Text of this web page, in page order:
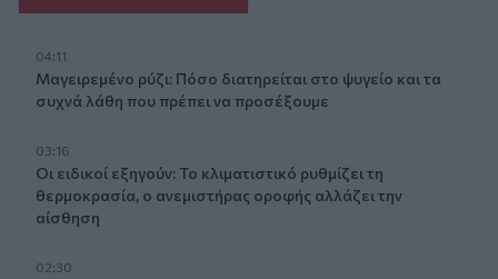
04:11
Μαγειρεμένο ρύζι: Πόσο διατηρείται στο ψυγείο και τα
συχνά λάθη που πρέπει να προσέξουμε
03:16
Οι ειδικοί εξηγούν: Το κλιματιστικό ρυθμίζει τη
θερμοκρασία, ο ανεμιστήρας οροφής αλλάζει την
αίσθηση
02:30